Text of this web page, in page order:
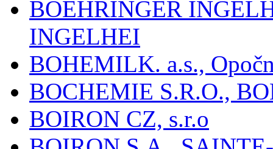
BOEHRINGER
INGELHEI
BOHEMILK. a.s.,
BOCHEMIE S.R.O.,
BOIRON CZ, s.r.o